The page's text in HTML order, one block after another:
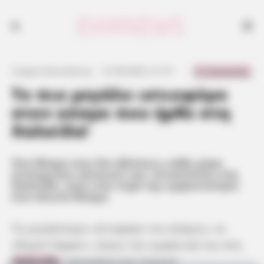
Το πιο μεγάλο ιστιοφόρο
στον κόσμο που ήρθε στη
Χαλκίδα!
Ένα θέαμα που δεν βλέπεις κάθε μέρα
Χαλκίδα, προκαλώντας κύματα